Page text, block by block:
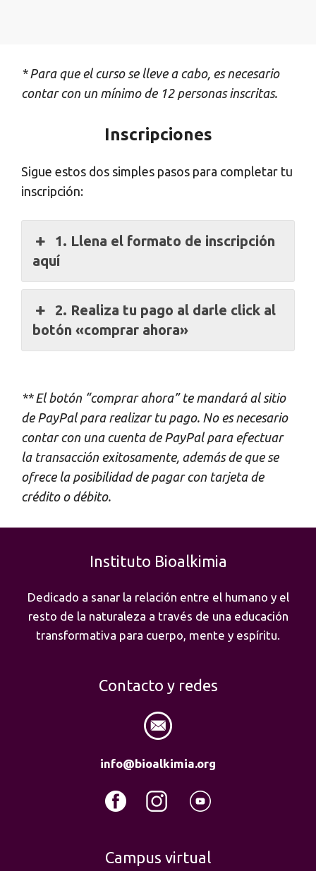
* Para que el curso se lleve a cabo, es necesario
contar con un mínimo de 12 personas inscritas.
Inscripciones
Sigue estos dos simples pasos para completar tu
inscripción:
1. Llena el formato de inscripción
aquí
2. Realiza tu pago al darle click al
botón «comprar ahora»
** El botón “comprar ahora” te mandará al sitio
de PayPal para realizar tu pago. No es necesario
contar con una cuenta de PayPal para efectuar
la transacción exitosamente, además de que se
ofrece la posibilidad de pagar con tarjeta de
crédito o débito.
Instituto Bioalkimia
Dedicado a sanar la relación entre el humano y el
resto de la naturaleza a través de una educación
transformativa para cuerpo, mente y espíritu.
Contacto y redes
info@bioalkimia.org
Campus virtual